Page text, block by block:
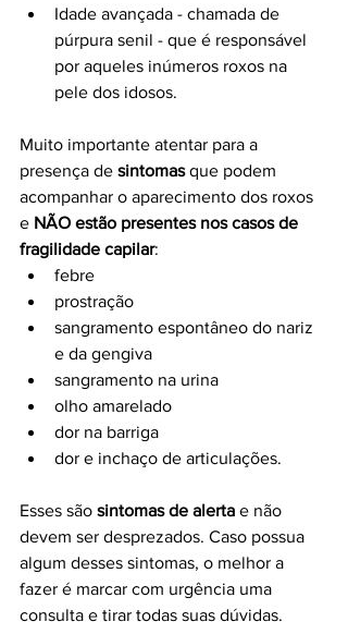
Idade avançada - chamada de
púrpura senil - que é responsável
por aqueles inúmeros roxos na
pele dos idosos.
Muito importante atentar para a
presença de sintomas que podem
acompanhar o aparecimento dos roxos
e NÃO estão presentes nos casos de
fragilidade capilar:
febre
prostração
sangramento espontâneo do nariz
e da gengiva
sangramento na urina
olho amarelado
dor na barriga
dor e inchaço de articulações.
Esses são sintomas de alerta e não
devem ser desprezados. Caso possua
algum desses sintomas, o melhor a
fazer é marcar com urgência uma
consulta e tirar todas suas dúvidas.